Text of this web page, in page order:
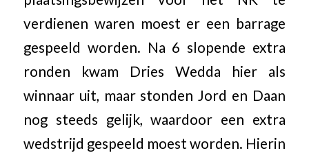
verdienen waren moest er een barrage
gespeeld worden. Na 6 slopende extra
ronden kwam Dries Wedda hier als
winnaar uit, maar stonden Jord en Daan
nog steeds gelijk, waardoor een extra
wedstrijd gespeeld moest worden. Hierin